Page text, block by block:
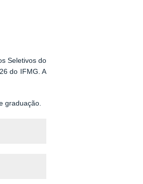
Seletivos do
do IFMG. A
graduação.